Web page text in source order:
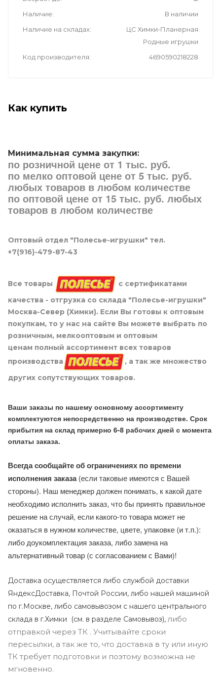
Наличие
В наличии
Наличие на складах
ЦС Химки-Планерная
Родные игрушки
Код производителя
4690590218228
Как купить
Минимальная сумма закупки:
по розничной цене от 1 тыс. руб.
по мелко оптовой цене от 5 тыс. руб.
любых товаров в любом количестве
по оптовой цене от 15 тыс. руб. любых
товаров в любом количестве
Оптовый отдел "Полесье-игрушки" тел.
+7(916)-479-87-43
Все товары
с сертификатами
качества - отгрузка со склада "Полесье-игрушки"
Москва-Север (Химки). Если Вы готовы к оптовым
покупкам, то у нас на сайте Вы можете выбрать по
розничным, мелкооптовым и оптовым
ценам полный ассортимент всех товаров
производства
, а так же множество
других сопутствующих товаров.
Ваши заказы по нашему основному ассортименту
комплектуются непосредственно на производстве. Срок
прибытия на склад примерно 6-8 рабочих дней с момента
оплаты заказа.
Всегда сообщайте об ограничениях по времени
исполнения заказа(если таковые имеются с Вашей
стороны). Наш менеджер должен понимать, к какой дате
необходимо исполнить заказ, что бы принять правильное
решение на случай, если какого-то товара может не
оказаться в нужном количестве, цвете, упаковке (и т.п.):
либо доукомплектация заказа, либо замена на
альтернативный товар (с согласованием с Вами)!
Доставка осуществляется либо службой доставки
ЯндексДоставка, Почтой России, либо нашей машиной
по г.Москве, либо самовывозом с нашего центрального
склада в г.Химки (см. в разделе Самовывоз), либо
отправкой через ТК . Учитывайте сроки
пересылки, а так же то, что доставка в ту или иную
ТК требует подготовки и поэтому возможна не
мгновенно.